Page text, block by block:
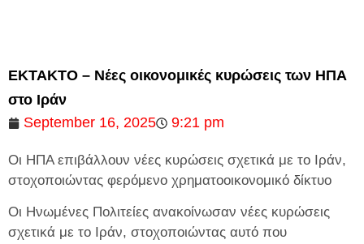
ΕΚΤΑΚΤΟ – Νέες οικονομικές κυρώσεις των ΗΠΑ
στο Ιράν
September 16, 2025
9:21 pm
Οι ΗΠΑ επιβάλλουν νέες κυρώσεις σχετικά με το Ιράν,
στοχοποιώντας φερόμενο χρηματοοικονομικό δίκτυο
Οι Ηνωμένες Πολιτείες ανακοίνωσαν νέες κυρώσεις
σχετικά με το Ιράν, στοχοποιώντας αυτό που